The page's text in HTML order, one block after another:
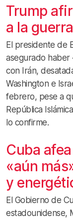
Trump
a la
El presidente de
asegurado haber
con Irán,
Washington e
febrero, pese a
República
lo confirme.
Cuba
«aún
y
El Gobierno de
estadounidense,